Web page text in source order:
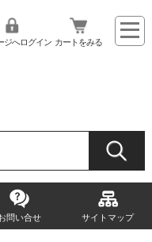
ジへログイン カートをみる
問い合せ サイトマップ